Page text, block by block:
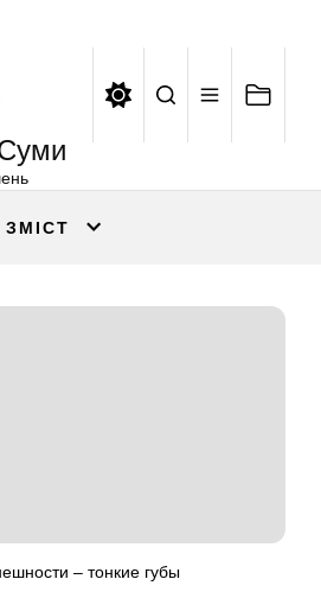
ЗМІСТ
– тонкие губы